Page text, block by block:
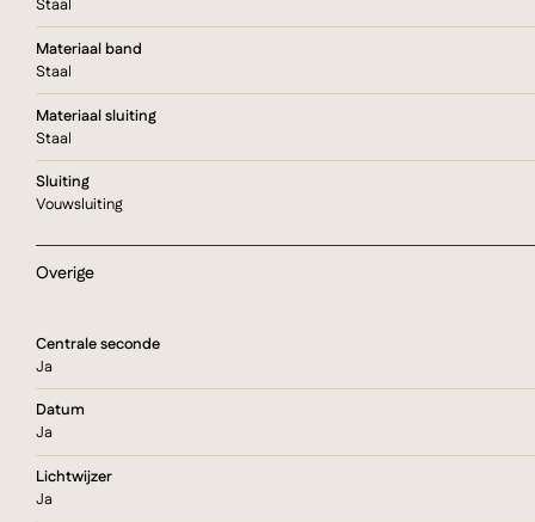
Staal
Materiaal band
Staal
Materiaal sluiting
Staal
Sluiting
Vouwsluiting
Overige
Centrale seconde
Ja
Datum
Ja
Lichtwijzer
Ja